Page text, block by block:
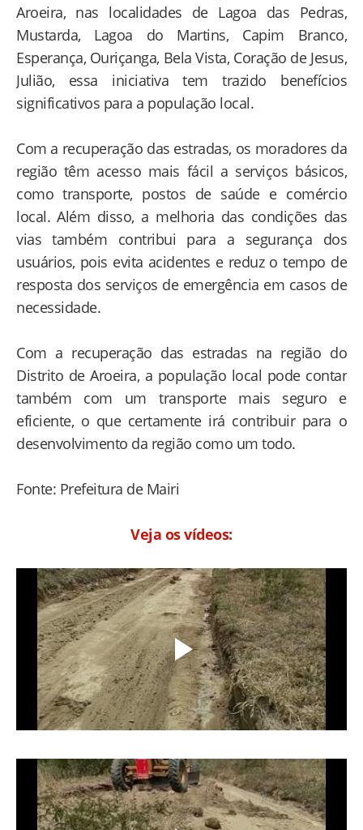
Aroeira, nas localidades de Lagoa das Pedras,
Mustarda, Lagoa do Martins, Capim Branco,
Esperança, Ouriçanga, Bela Vista, Coração de Jesus,
Julião, essa iniciativa tem trazido benefícios
significativos para a população local.
Com a recuperação das estradas, os moradores da
região têm acesso mais fácil a serviços básicos,
como transporte, postos de saúde e comércio
local. Além disso, a melhoria das condições das
vias também contribui para a segurança dos
usuários, pois evita acidentes e reduz o tempo de
resposta dos serviços de emergência em casos de
necessidade.
Com a recuperação das estradas na região do
Distrito de Aroeira, a população local pode contar
também com um transporte mais seguro e
eficiente, o que certamente irá contribuir para o
desenvolvimento da região como um todo.
Fonte: Prefeitura de Mairi
Veja os vídeos: